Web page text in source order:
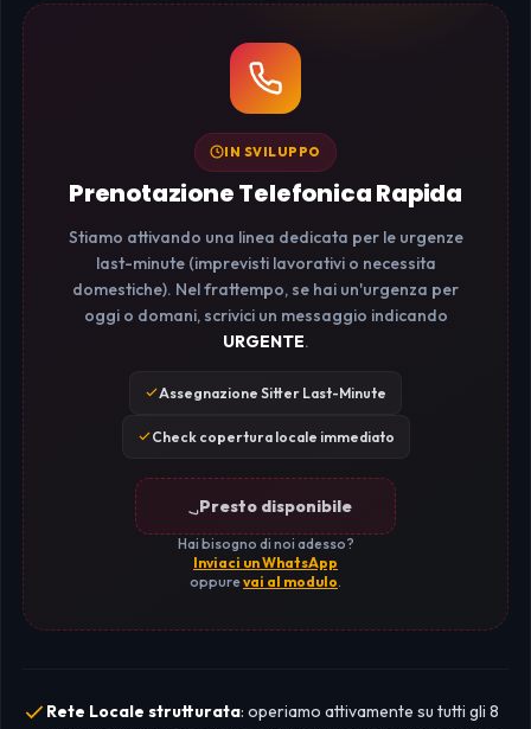
IN SVILUPPO
Prenotazione Telefonica Rapida
Stiamo attivando una linea dedicata per le urgenze
last-minute (imprevisti lavorativi o necessita
domestiche). Nel frattempo, se hai un'urgenza per
oggi o domani, scrivici un messaggio indicando
URGENTE.
Assegnazione Sitter Last-Minute
Check copertura locale immediato
Presto disponibile
Hai bisogno di noi adesso?
Inviaci un WhatsApp
oppurevai al modulo.
Rete Locale strutturata: operiamo attivamente su tutti gli 8